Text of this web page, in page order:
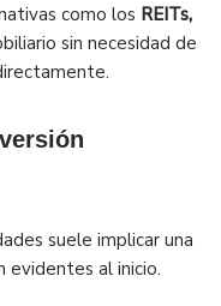
como los REITs,
sin necesidad de
suele implicar una
evidentes al inicio.